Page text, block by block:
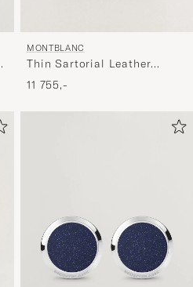
MONTBLANC
Thin Sartorial Leather
Briefcase Black
11 755,-